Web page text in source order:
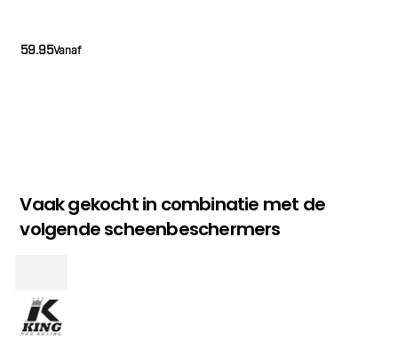
Vanaf
59.95
Vaak gekocht in combinatie met de
volgende scheenbeschermers